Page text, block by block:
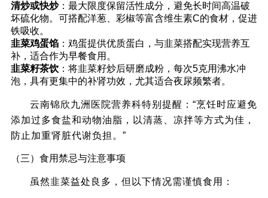
清炒或快炒：最大限度保留活性成分，避免长时间高温破
坏硫化物。可搭配洋葱、彩椒等富含维生素C的食材，促进
铁吸收。
韭菜鸡蛋馅：鸡蛋提供优质蛋白，与韭菜搭配实现营养互
补，适合作为早餐食用。
韭菜籽茶饮：将韭菜籽炒后研磨成粉，每次5克用沸水冲
泡，具有更集中的补肾功效，尤其适合夜尿频繁者。
云南锦欣九洲医院营养科特别提醒：“烹饪时应避免
添加过多食盐和动物油脂，以清蒸、凉拌等方式为佳，
防止加重肾脏代谢负担。”
（三）食用禁忌与注意事项
虽然韭菜益处良多，但以下情况需谨慎食用：